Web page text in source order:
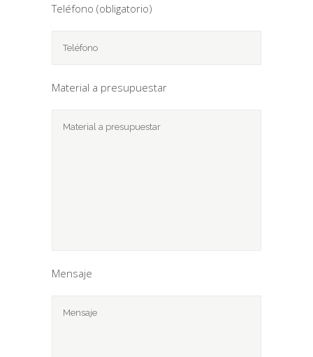
Teléfono (obligatorio)
Material a presupuestar
Mensaje